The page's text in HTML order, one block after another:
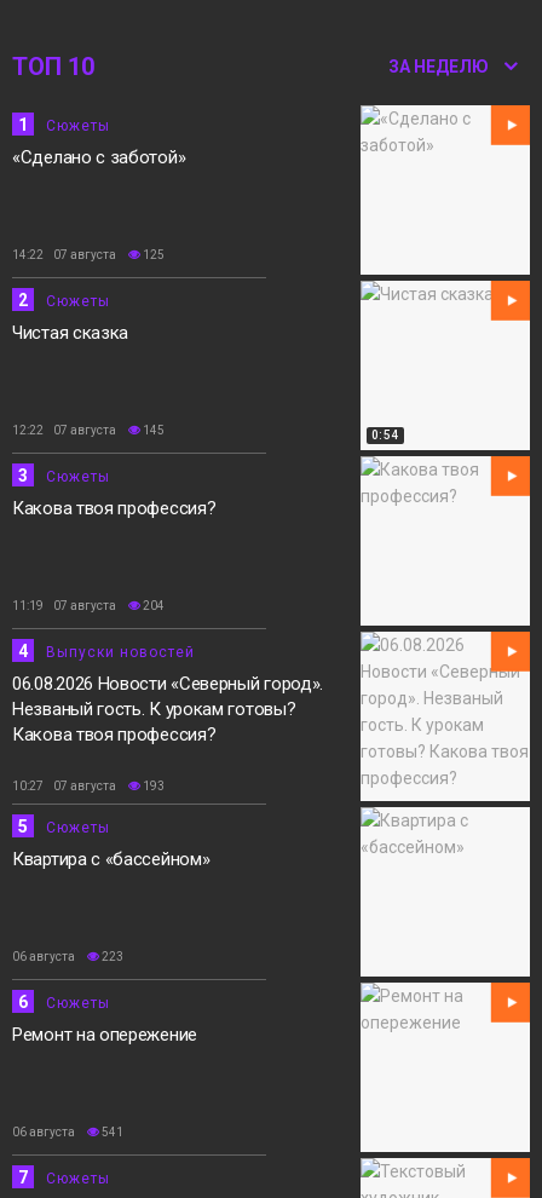
ТОП 10 ЗА НЕДЕЛЮ
1 Сюжеты
«Сделано с заботой»
14:22 07 августа 125
0:54
2 Сюжеты
Чистая сказка
12:22 07 августа 145
3 Сюжеты
Какова твоя профессия?
11:19 07 августа 204
4 Выпуски новостей
06.08.2026 Новости «Северный город».
Незваный гость. К урокам готовы?
Какова твоя профессия?
10:27 07 августа 193
5 Сюжеты
Квартира с «бассейном»
06 августа 223
6 Сюжеты
Ремонт на опережение
06 августа 541
7 Сюжеты